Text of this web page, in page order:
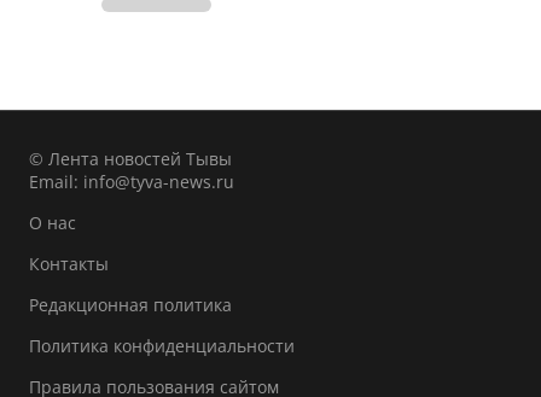
© Лента новостей Тывы
Email: info@tyva-news.ru
О нас
Контакты
Редакционная политика
Политика конфиденциальности
Правила пользования сайтом